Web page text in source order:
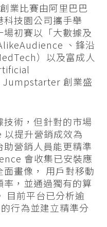
業比賽由阿里巴巴
技園公司攜手舉
初賽以「大數據及
、鋒沿
）以及富成人
創業盛
術，但針對的市場
提升營銷成效為
營銷人員能更精準
會收集已安裝應
畫像， 用戶對移動
，並通過獨有的算
目前平台已分析逾
行為並建立精準分